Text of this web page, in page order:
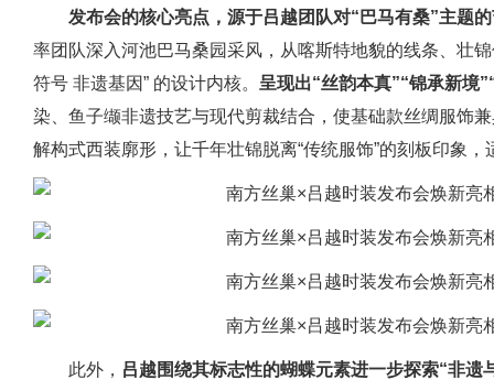
发布会的核心亮点，源于吕越团队对“巴马有桑”主题
率团队深入河池巴马桑园采风，从喀斯特地貌的线条、壮
符号 非遗基因” 的设计内核。 呈现出“丝韵本真”“锦承新境
染、鱼子缬非遗技艺与现代剪裁结合，使基础款丝绸服饰
解构式西装廓形，让千年壮锦脱离“传统服饰”的刻板印象
此外， 吕越围绕其标志性的蝴蝶元素进一步探索“非遗